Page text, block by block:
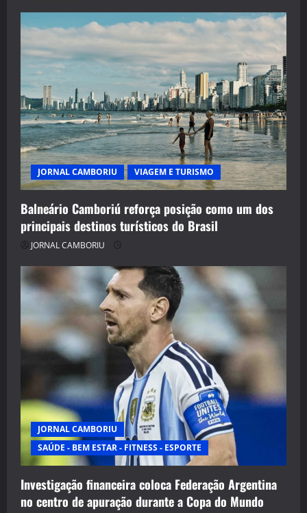
JORNAL CAMBORIU VIAGEM E TURISMO
Balneário Camboriú reforça posição como um dos
principais destinos turísticos do Brasil
JORNAL CAMBORIU
JORNAL CAMBORIU
SAÚDE - BEM ESTAR - FITNESS - ESPORTE
Investigação financeira coloca Federação Argentina
no centro de apuração durante a Copa do Mundo